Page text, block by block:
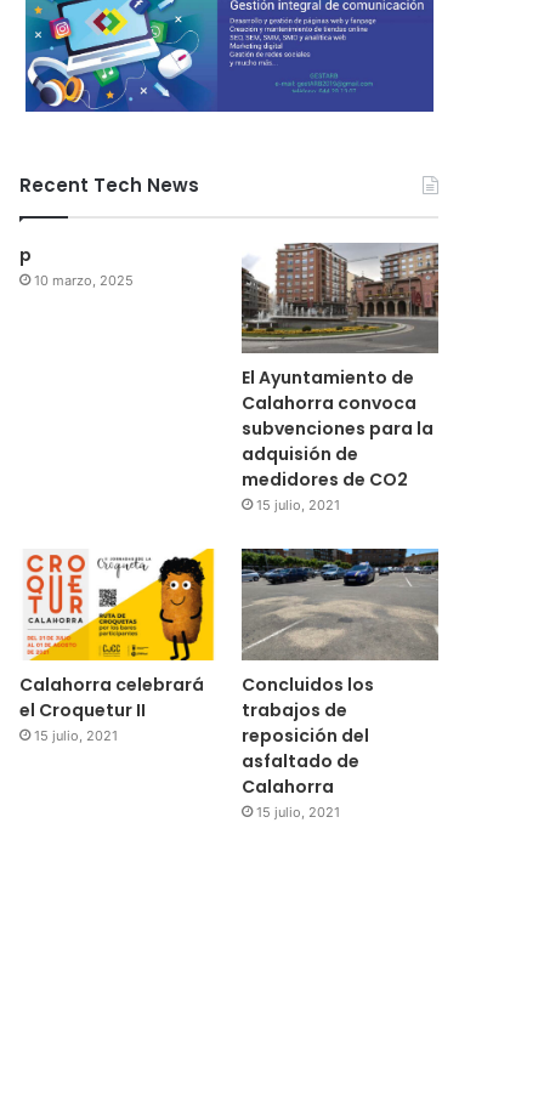
Recent Tech News
p
10 marzo, 2025
El Ayuntamiento de
Calahorra convoca
subvenciones para la
adquisión de
medidores de CO2
15 julio, 2021
Calahorra celebrará
el Croquetur II
15 julio, 2021
Concluidos los
trabajos de
reposición del
asfaltado de
Calahorra
15 julio, 2021